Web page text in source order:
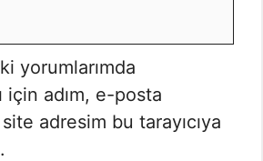
yorumlarımda
için adım, e-posta
adresim bu tarayıcıya